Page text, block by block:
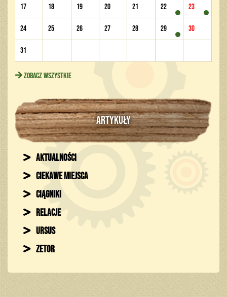
17 18 19 20 21 22 23
24 25 26 27 28 29 30
31
Zobacz wszystkie
ARTYKUŁY
Aktualności
Ciekawe miejsca
Ciągniki
Relacje
Ursus
Zetor